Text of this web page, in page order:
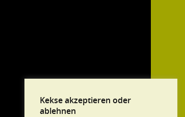
Kekse akzeptieren oder
ablehnen